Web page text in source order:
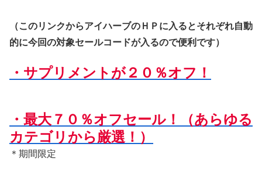
（このリンクからアイハーブのＨＰに入るとそれぞれ自動
的に今回の対象セールコードが入るので便利です）
・サプリメントが２０％オフ！
・最大７０％オフセール！（あらゆる
カテゴリから厳選！）
＊期間限定